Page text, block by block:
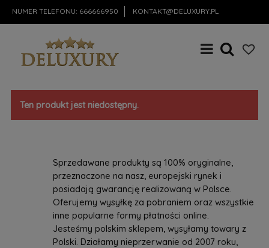
NUMER TELEFONU: 666666950 KONTAKT@DELUXURY.PL
Ten produkt jest niedostępny.
Sprzedawane produkty są 100% oryginalne,
przeznaczone na nasz, europejski rynek i
posiadają gwarancję realizowaną w Polsce.
Oferujemy wysyłkę za pobraniem oraz wszystkie
inne popularne formy płatności online.
Jesteśmy polskim sklepem, wysyłamy towary z
Polski. Działamy nieprzerwanie od 2007 roku,